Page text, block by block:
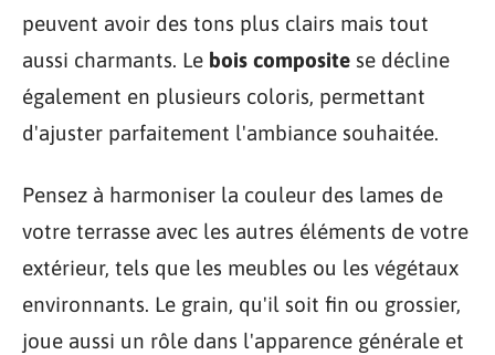
peuvent avoir des tons plus clairs mais tout
aussi charmants. Le bois composite se décline
également en plusieurs coloris, permettant
d'ajuster parfaitement l'ambiance souhaitée.
Pensez à harmoniser la couleur des lames de
votre terrasse avec les autres éléments de votre
extérieur, tels que les meubles ou les végétaux
environnants. Le grain, qu'il soit fin ou grossier,
joue aussi un rôle dans l'apparence générale et